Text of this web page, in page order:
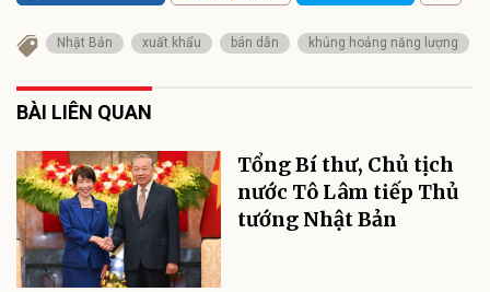
Nhật Bản xuất khẩu bán dẫn khủng hoảng năng lượng
BÀI LIÊN QUAN
Tổng Bí thư, Chủ tịch
nước Tô Lâm tiếp Thủ
tướng Nhật Bản